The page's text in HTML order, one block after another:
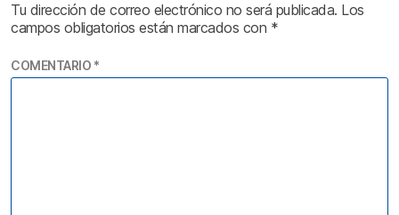
Tu dirección de correo electrónico no será publicada. Los
campos obligatorios están marcados con *
COMENTARIO *